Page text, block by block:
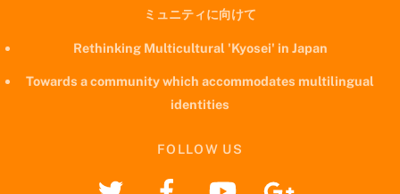
ミュニティに向けて
Rethinking Multicultural 'Kyosei' in Japan
Towards a community which accommodates multilingual
identities
FOLLOW US